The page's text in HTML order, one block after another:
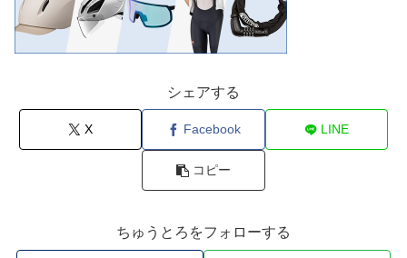
シェアする
X Facebook LINE
コピー
ちゅうとろをフォローする